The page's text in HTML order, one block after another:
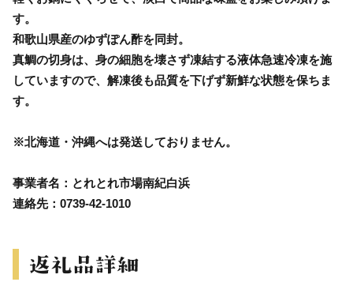
す。
和歌山県産のゆずぽん酢を同封。
真鯛の切身は、身の細胞を壊さず凍結する液体急速冷凍を施
していますので、解凍後も品質を下げず新鮮な状態を保ちま
す。
※北海道・沖縄へは発送しておりません。
事業者名：とれとれ市場南紀白浜
連絡先：0739-42-1010